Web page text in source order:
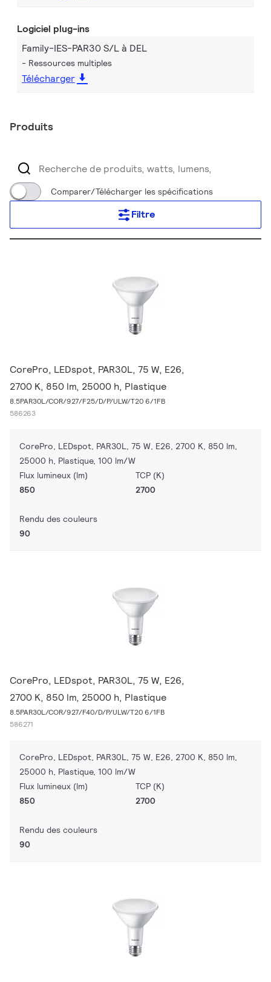
Logiciel plug-ins
Family-IES-PAR30 S/L à DEL
Ressources multiples
Télécharger
Produits
Comparer/Télécharger les spécifications
Filtre
CorePro, LEDspot, PAR30L, 75 W, E26,
2700 K, 850 lm, 25000 h, Plastique
8.5PAR30L/COR/927/F25/D/P/ULW/T20 6/1FB
586263
CorePro, LEDspot, PAR30L, 75 W, E26, 2700 K, 850 lm,
25000 h, Plastique, 100 lm/W
Flux lumineux (lm)
850
TCP (K)
2700
Rendu des couleurs
90
CorePro, LEDspot, PAR30L, 75 W, E26,
2700 K, 850 lm, 25000 h, Plastique
8.5PAR30L/COR/927/F40/D/P/ULW/T20 6/1FB
586271
CorePro, LEDspot, PAR30L, 75 W, E26, 2700 K, 850 lm,
25000 h, Plastique, 100 lm/W
Flux lumineux (lm)
850
TCP (K)
2700
Rendu des couleurs
90